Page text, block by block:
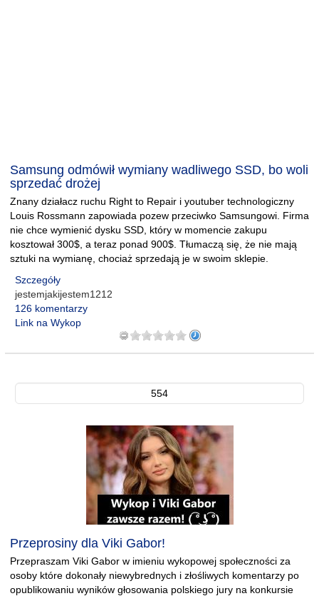
Samsung odmówił wymiany wadliwego SSD, bo woli
sprzedać drożej
Znany działacz ruchu Right to Repair i youtuber technologiczny
Louis Rossmann zapowiada pozew przeciwko Samsungowi. Firma
nie chce wymienić dysku SSD, który w momencie zakupu
kosztował 300$, a teraz ponad 900$. Tłumaczą się, że nie mają
sztuki na wymianę, chociaż sprzedają je w swoim sklepie.
Szczegóły
jestemjakijestem1212
126 komentarzy
Link na Wykop
554
Przeprosiny dla Viki Gabor!
Przepraszam Viki Gabor w imieniu wykopowej społeczności za
osoby które dokonały niewybrednych i złośliwych komentarzy po
opublikowaniu wyników głosowania polskiego jury na konkursie